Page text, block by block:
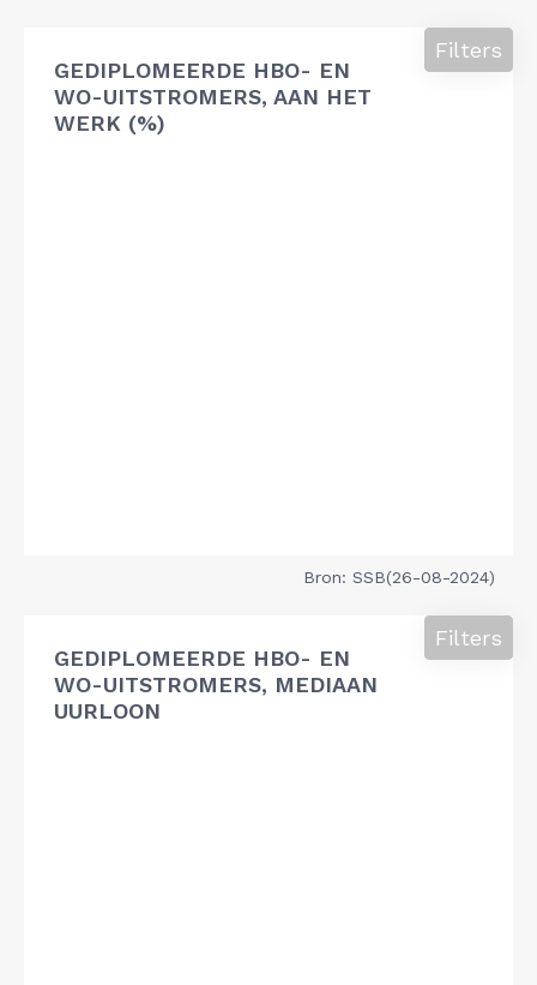
GEDIPLOMEERDE HBO- EN
WO-UITSTROMERS, AAN HET
WERK (%)
Filters
Bron: SSB(26-08-2024)
GEDIPLOMEERDE HBO- EN
WO-UITSTROMERS, MEDIAAN
UURLOON
Filters